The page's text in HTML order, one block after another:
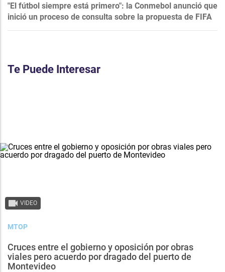
"El fútbol siempre está primero": la Conmebol anunció que
inició un proceso de consulta sobre la propuesta de FIFA
Te Puede Interesar
VIDEO
MTOP
Cruces entre el gobierno y oposición por obras
viales pero acuerdo por dragado del puerto de
Montevideo